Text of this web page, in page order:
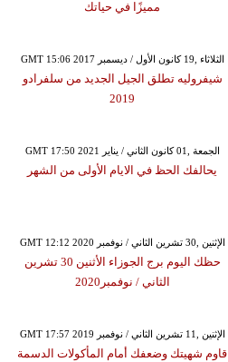
مميزًا في حياتك
GMT 15:06 2017 الثلاثاء ,19 كانون الأول / ديسمبر
شيفروليه تطلق الجيل الجديد من سلفرادو
2019
GMT 17:50 2021 الجمعة ,01 كانون الثاني / يناير
يحالفك الحظ في الايام الأولى من الشهر
GMT 12:12 2020 الإثنين ,30 تشرين الثاني / نوفمبر
حظك اليوم برج الجوزاء الأثنين 30 تشرين
الثاني / نوفمبر2020
GMT 17:57 2019 الإثنين ,11 تشرين الثاني / نوفمبر
قاوم شهيتك وضعفك أمام المأكولات الدسمة